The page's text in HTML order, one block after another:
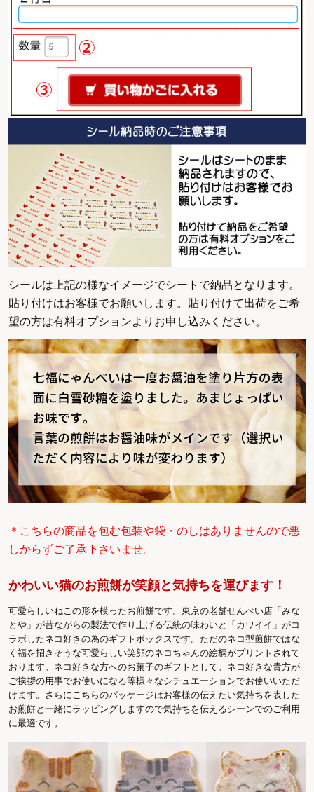
シールは上記の様なイメージでシートで納品となります。
貼り付けはお客様でお願いします。貼り付けて出荷をご希
望の方は有料オプションよりお申し込みください。
＊こちらの商品を包む包装や袋・のしはありませんので悪
しからずご了承下さいませ。
かわいい猫のお煎餅が笑顔と気持ちを運びます！
可愛らしいねこの形を模ったお煎餅です。東京の老舗せんべい店「みな
とや」が昔ながらの製法で作り上げる伝統の味わいと「カワイイ」がコ
ラボしたネコ好きの為のギフトボックスです。ただのネコ型煎餅ではな
く福を招きそうな可愛らしい笑顔のネコちゃんの絵柄がプリントされて
おります。ネコ好きな方へのお菓子のギフトとして。ネコ好きな貴方が
ご挨拶の用事でお使いになる等様々なシチュエーションでお使いいただ
けます。さらにこちらのパッケージはお客様の伝えたい気持ちを表した
お煎餅と一緒にラッピングしますので気持ちを伝えるシーンでのご利用
に最適です。